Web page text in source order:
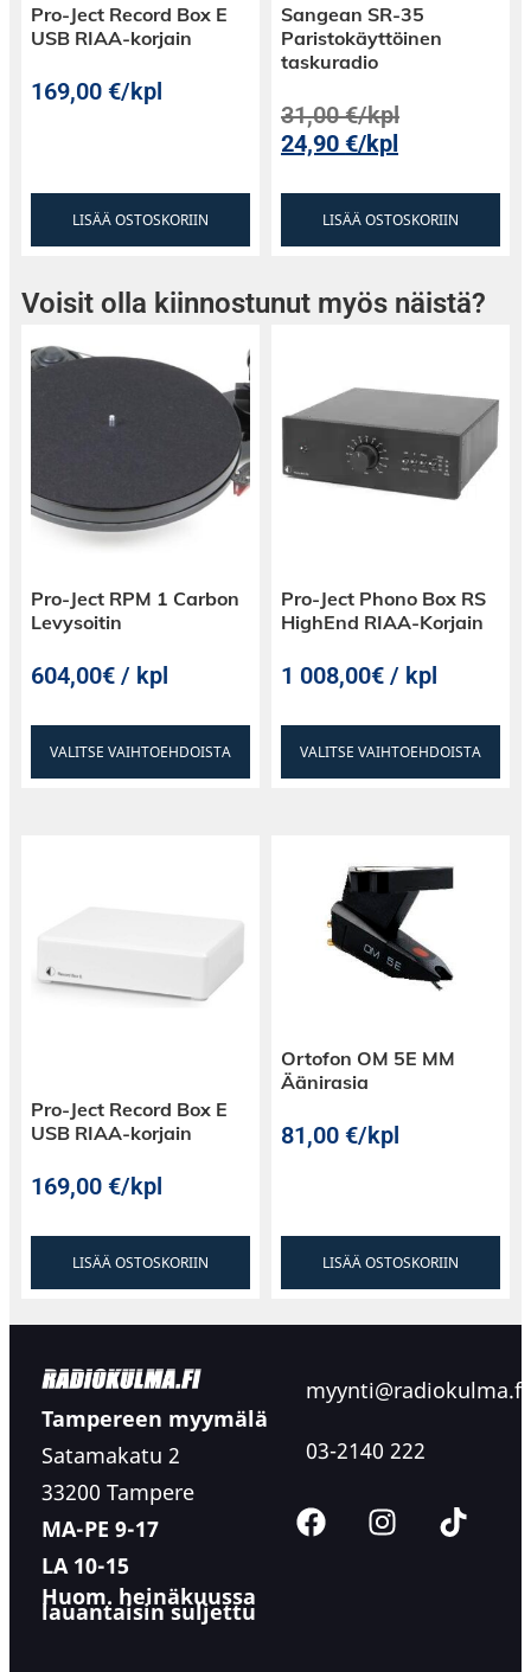
Asennusreiän halkaisija: 208 mm
Asennussyvyys: 82,6 mm
Kokonaishalkaisija: 245 mm
Kokonaissyvyys: 95 mm
Pro-Ject Record Box E
USB RIAA-korjain
169,00€/kpl
LISÄÄ OSTOSKORIIN
Sangean SR-35
Paristokäyttöinen
taskuradio
31,00€/kpl
24,90€/kpl
LISÄÄ OSTOSKORIIN
Voisit olla kiinnostunut myös näistä?
Pro-Ject RPM 1 Carbon
Levysoitin
604,00€ / kpl
VALITSE VAIHTOEHDOISTA
Pro-Ject Phono Box RS
HighEnd RIAA-Korjain
1 008,00€ / kpl
VALITSE VAIHTOEHDOISTA
Pro-Ject Record Box E
USB RIAA-korjain
169,00€/kpl
LISÄÄ OSTOSKORIIN
Ortofon OM 5E MM
Äänirasia
81,00€/kpl
LISÄÄ OSTOSKORIIN
Tampereen myymälä
Satamakatu 2
33200 Tampere
MA-PE 9-17
LA 10-15
Huom. heinäkuussa
lauantaisin suljettu
myynti@radiokulma.fi
03-2140 222